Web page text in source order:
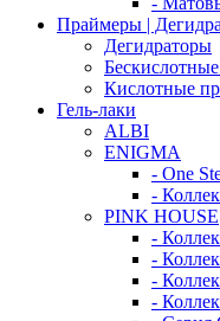
Праймеры |
Дегидраторы
Кислотные
Гель-лаки
ALBI
ENIGMA
- One
-
PINK HOUSE
-
-
-
-